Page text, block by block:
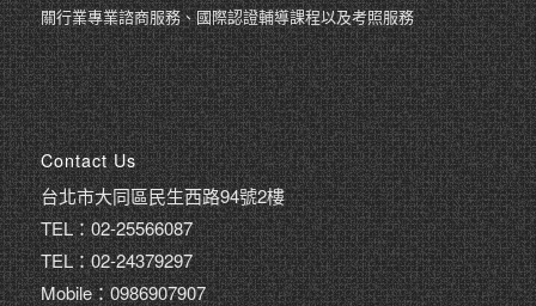
關行業專業諮商服務、國際認證輔導課程以及考照服務
Contact Us
台北市大同區民生西路94號2樓
TEL：02-25566087
TEL：02-24379297
Mobile：0986907907